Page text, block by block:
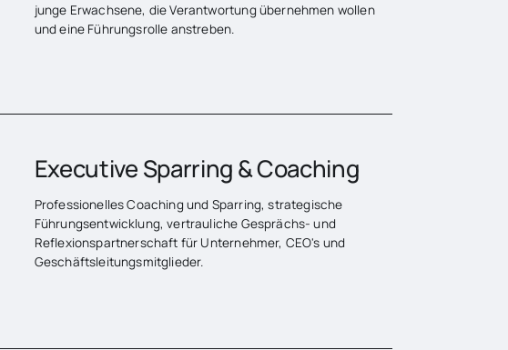
junge Erwachsene, die Verantwortung übernehmen wollen
und eine Führungsrolle anstreben. ‍
Executive Sparring & Coaching
Professionelles Coaching und Sparring, strategische
Führungsentwicklung, vertrauliche Gesprächs- und
Reflexionspartnerschaft für Unternehmer, CEO's und
Geschäftsleitungsmitglieder.